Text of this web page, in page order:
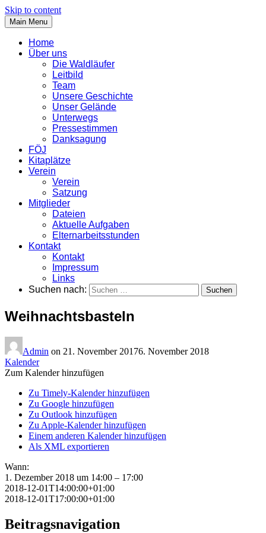
Skip to content
Main Menu
Home
Über uns
Die Waldläufer
Leitbild
Team
Unsere Geschichte
Unser Gelände
Unterwegs
Pressestimmen
Danksagung
FÖJ
Kitaplätze
Verein
Verein
Satzung
Mitglieder
Dateien
Aktuelle Aufgaben
Elternarbeitsstunden
Kontakt
Kontakt
Impressum
Links
Suchen nach:
Weihnachtsbasteln
Admin on 21. November 20176. November 2018
Kalender
Zum Kalender hinzufügen
Zu Timely-Kalender hinzufügen
Zu Google hinzufügen
Zu Outlook hinzufügen
Zu Apple-Kalender hinzufügen
Einem anderen Kalender hinzufügen
Als XML exportieren
Wann:
1. Dezember 2018 um 14:00 – 17:00
2018-12-01T14:00:00+01:00
2018-12-01T17:00:00+01:00
Beitragsnavigation